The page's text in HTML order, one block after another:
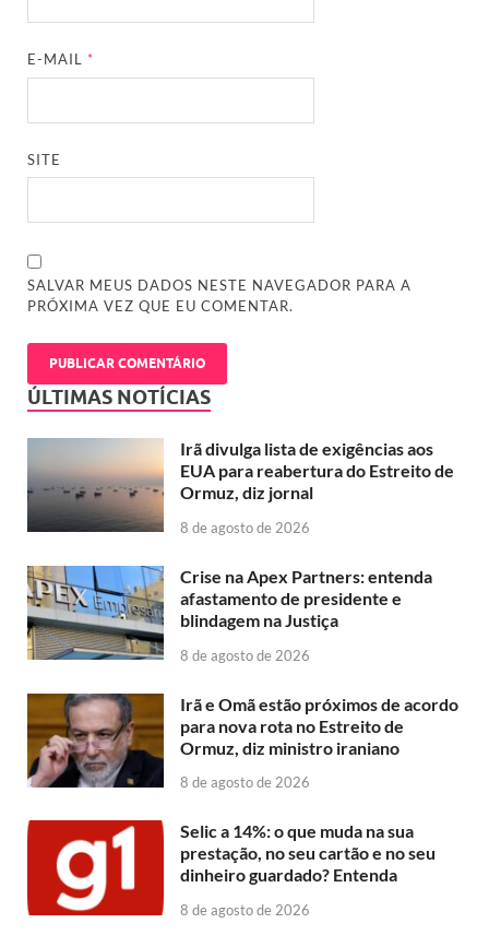
E-MAIL*
SITE
SALVAR MEUS DADOS NESTE NAVEGADOR PARA A
PRÓXIMA VEZ QUE EU COMENTAR.
ÚLTIMAS NOTÍCIAS
Irã divulga lista de exigências aos
EUA para reabertura do Estreito de
Ormuz, diz jornal
8 de agosto de 2026
Crise na Apex Partners: entenda
afastamento de presidente e
blindagem na Justiça
8 de agosto de 2026
Irã e Omã estão próximos de acordo
para nova rota no Estreito de
Ormuz, diz ministro iraniano
8 de agosto de 2026
Selic a 14%: o que muda na sua
prestação, no seu cartão e no seu
dinheiro guardado? Entenda
8 de agosto de 2026